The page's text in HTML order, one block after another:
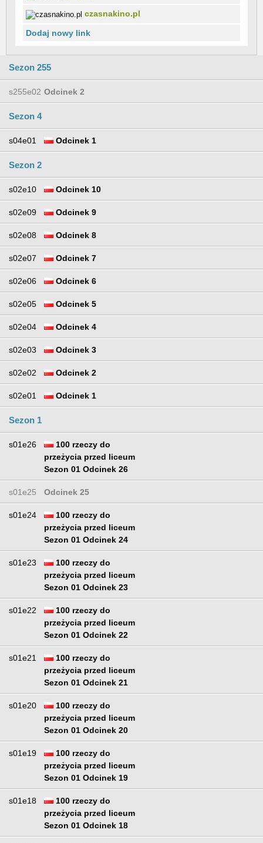
czasnakino.pl
Dodaj nowy link
Sezon 255
s255e02 Odcinek 2
Sezon 4
s04e01 Odcinek 1
Sezon 2
s02e10 Odcinek 10
s02e09 Odcinek 9
s02e08 Odcinek 8
s02e07 Odcinek 7
s02e06 Odcinek 6
s02e05 Odcinek 5
s02e04 Odcinek 4
s02e03 Odcinek 3
s02e02 Odcinek 2
s02e01 Odcinek 1
Sezon 1
s01e26
100 rzeczy do
przeżycia przed liceum
Sezon 01 Odcinek 26
s01e25 Odcinek 25
s01e24
100 rzeczy do
przeżycia przed liceum
Sezon 01 Odcinek 24
s01e23
100 rzeczy do
przeżycia przed liceum
Sezon 01 Odcinek 23
s01e22
100 rzeczy do
przeżycia przed liceum
Sezon 01 Odcinek 22
s01e21
100 rzeczy do
przeżycia przed liceum
Sezon 01 Odcinek 21
s01e20
100 rzeczy do
przeżycia przed liceum
Sezon 01 Odcinek 20
s01e19
100 rzeczy do
przeżycia przed liceum
Sezon 01 Odcinek 19
s01e18
100 rzeczy do
przeżycia przed liceum
Sezon 01 Odcinek 18